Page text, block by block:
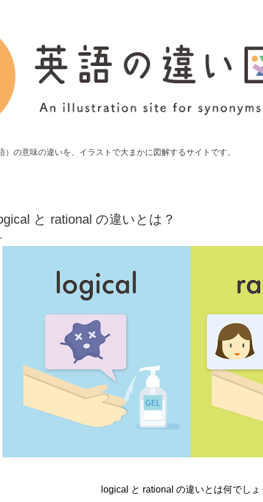
）の意味の違いを、イラストで大まかに図解するサイトです。
と rational の違いとは？
logical と rational の違いとは何でしょ